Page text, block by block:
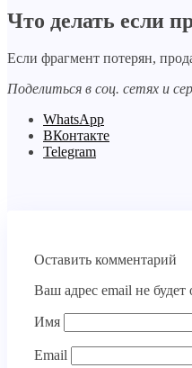
Что делать если
Если фрагмент потерян,
Поделиться в соц. сетях и
WhatsApp
ВКонтакте
Telegram
Оставить комментарий
Ваш адрес email не будет
Имя
Email